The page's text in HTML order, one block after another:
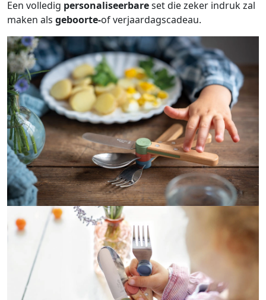
Een volledig personaliseerbareset die zeker indruk zal
maken als geboorte-of verjaardagscadeau.